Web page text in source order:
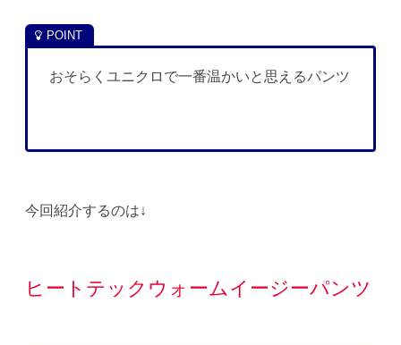
おそらくユニクロで一番温かいと思えるパンツ
今回紹介するのは↓
ヒートテックウォームイージーパンツ